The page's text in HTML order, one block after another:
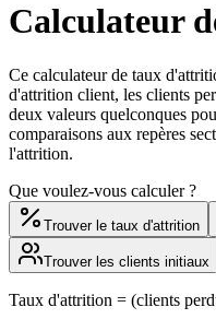
Calculateur
Ce calculateur de taux
d'attrition client, les clients
deux valeurs quelconques
comparaisons aux repères
l'attrition.
Que voulez-vous calculer ?
Trouver le taux d'attrition
Trouver les clients initiaux
Taux d'attrition = (clients